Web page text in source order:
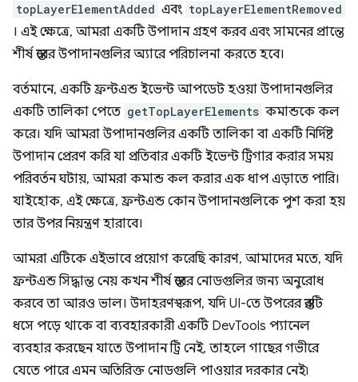
topLayerElementAdded এবং topLayerElementRemoved
। এই ক্ষেত্রে, আমরা একটি উপাদান গ্রহণ করব এবং সামনের প্রান্তে
শীর্ষ স্তরের উপাদানগুলির অ্যারে পরিচালনা করতে হবে।
বর্তমানে, একটি ফ্রন্টএন্ড ইভেন্ট আপডেট হওয়া উপাদানগুলির
একটি তালিকা পেতে getTopLayerElements কমান্ডকে কল
করে। যদি আমরা উপাদানগুলির একটি তালিকা বা একটি নির্দিষ্ট
উপাদান প্রেরণ করি যা প্রতিবার একটি ইভেন্ট ট্রিগার করার সময়
পরিবর্তন ঘটায়, আমরা কমান্ড কল করার এক ধাপ এড়াতে পারি।
যাইহোক, এই ক্ষেত্রে, ফ্রন্টএন্ড কোন উপাদানগুলিকে পুশ করা হয়
তার উপর নিয়ন্ত্রণ হারাবে।
আমরা এটিকে এইভাবে প্রয়োগ করেছি কারণ, আমাদের মতে, যদি
ফ্রন্টএন্ড সিদ্ধান্ত নেয় কখন শীর্ষ স্তরের নোডগুলির জন্য অনুরোধ
করবে তা আরও ভাল। উদাহরণস্বরূপ, যদি UI-তে উপরের স্তরটি
ধসে পড়ে থাকে বা ব্যবহারকারী একটি DevTools প্যানেল
ব্যবহার করছেন যাতে উপাদান ট্রি নেই, তাহলে গাছের গভীরে
যেতে পারে এমন অতিরিক্ত নোডগুলি পাওয়ার দরকার নেই৷